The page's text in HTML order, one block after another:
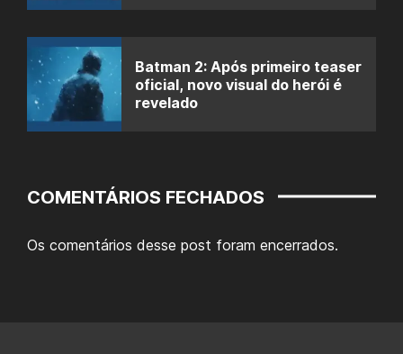
Batman 2: Após primeiro teaser
oficial, novo visual do herói é
revelado
COMENTÁRIOS FECHADOS
Os comentários desse post foram encerrados.